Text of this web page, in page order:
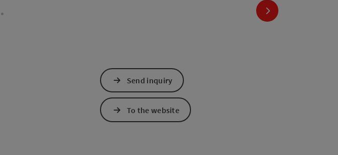
next slide
Send inquiry
To the website